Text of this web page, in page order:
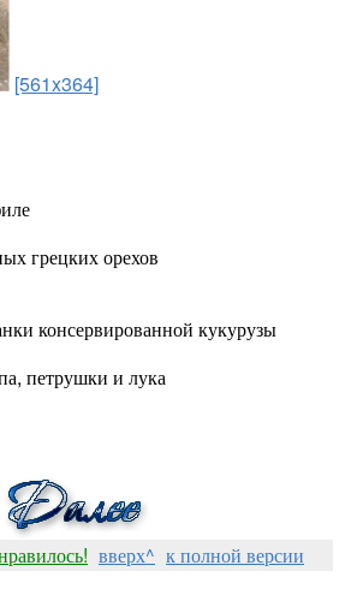
[561x364]
грецких орехов
консервированной кукурузы
петрушки и лука
вверх^ к полной версии